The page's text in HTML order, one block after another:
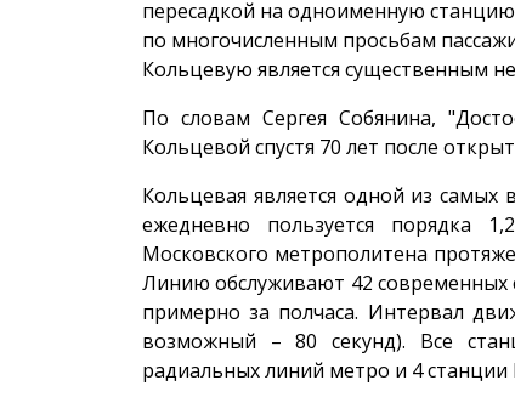
пересадкой на одноименную
по многочисленным просьбам
Кольцевую является существенным
По словам Сергея Собянина,
Кольцевой спустя 70 лет после
Кольцевая является одной из
ежедневно пользуется порядка
Московского метрополитена
Линию обслуживают 42 современных
примерно за полчаса. Интервал
возможный – 80 секунд). Все
радиальных линий метро и 4